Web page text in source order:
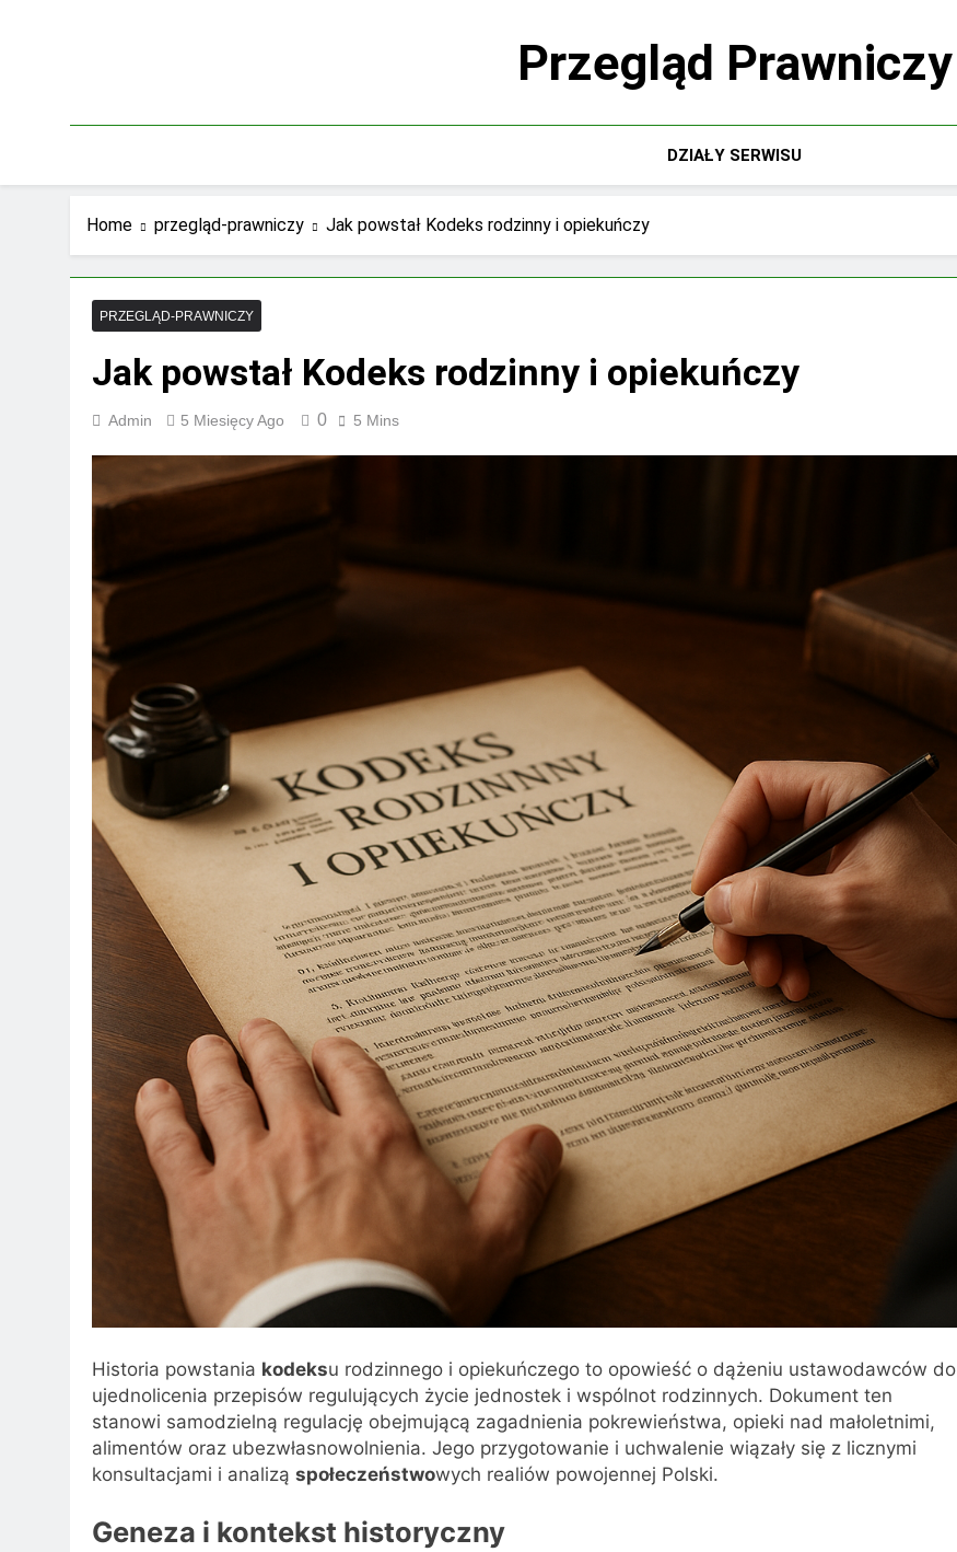
Przegląd Prawniczy
DZIAŁY SERWISU
Home przegląd-prawniczy Jak powstał Kodeks rodzinny i opiekuńczy
PRZEGLĄD-PRAWNICZY
Jak powstał Kodeks rodzinny i opiekuńczy
Admin 5 Miesięcy Ago 0 5 Mins
Historia powstania kodeksu rodzinnego i opiekuńczego to opowieść o dążeniu ustawodawców do
ujednolicenia przepisów regulujących życie jednostek i wspólnot rodzinnych. Dokument ten
stanowi samodzielną regulację obejmującą zagadnienia pokrewieństwa, opieki nad małoletnimi,
alimentów oraz ubezwłasnowolnienia. Jego przygotowanie i uchwalenie wiązały się z licznymi
konsultacjami i analizą społeczeństwowych realiów powojennej Polski.
Geneza i kontekst historyczny